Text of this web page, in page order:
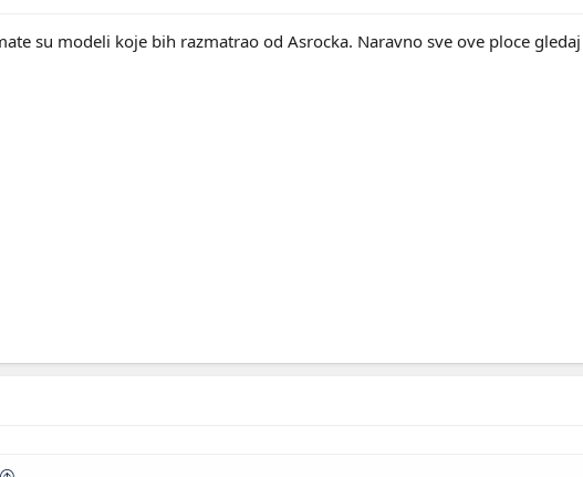
su modeli koje bih razmatrao od Asrocka. Naravno sve ove ploce